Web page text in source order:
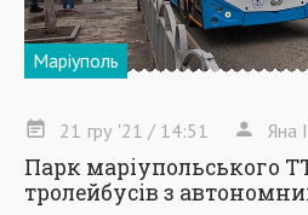
Маріуполь
21 гру '21 / 14:51 Яна
Парк маріупольського
тролейбусів з